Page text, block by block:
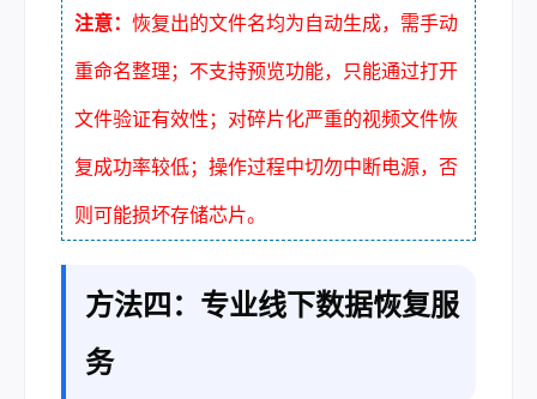
注意： 恢复出的文件名均为自动生成，需手动
重命名整理；不支持预览功能，只能通过打开
文件验证有效性；对碎片化严重的视频文件恢
复成功率较低；操作过程中切勿中断电源，否
则可能损坏存储芯片。
方法四：专业线下数据恢复服
务